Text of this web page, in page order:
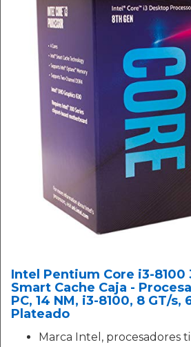
Intel Pentium Core i3-8100
Smart Cache Caja -
PC, 14 NM, i3-8100, 8 GT/s,
Plateado
Marca Intel, procesadores